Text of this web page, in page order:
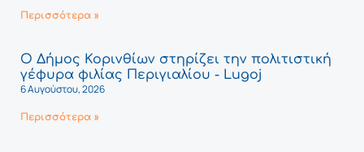
Περισσότερα »
Ο Δήμος Κορινθίων στηρίζει την πολιτιστική
γέφυρα φιλίας Περιγιαλίου - Lugoj
6 Αυγούστου, 2026
Περισσότερα »